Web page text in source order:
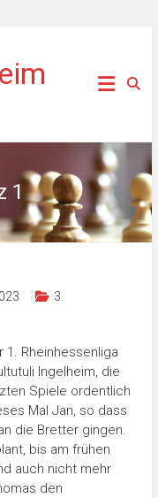
1
3.
Rheinhessenliga
Ingelheim, die
Spiele ordentlich
Mal Jan, so dass
die Bretter gingen.
bis am frühen
auch nicht mehr
den